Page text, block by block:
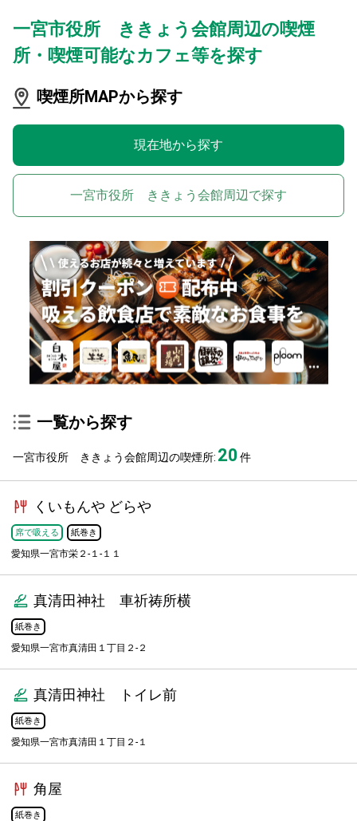
一宮市役所 ききょう会館周辺の喫煙
所・喫煙可能なカフェ等を探す
喫煙所MAPから探す
現在地から探す
一宮市役所 ききょう会館周辺で探す
一覧から探す
一宮市役所 ききょう会館周辺の喫煙所: 20件
くいもんや どらや
席で吸える 紙巻き
愛知県一宮市栄２-１-１１
真清田神社 車祈祷所横
紙巻き
愛知県一宮市真清田１丁目２-２
真清田神社 トイレ前
紙巻き
愛知県一宮市真清田１丁目２-１
角屋
紙巻き